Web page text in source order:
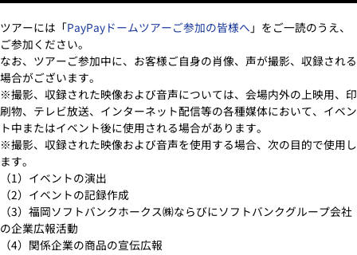
ツアーには「PayPayドームツアーご参加の皆様へ 」をご一読のうえ、
ご参加ください。
なお、ツアーご参加中に、お客様ご自身の肖像、声が撮影、収録される
場合がございます。
※撮影、収録された映像および音声については、会場内外の上映用、印
刷物、テレビ放送、インターネット配信等の各種媒体において、イベン
ト中またはイベント後に使用される場合があります。
※撮影、収録された映像および音声を使用する場合、次の目的で使用し
ます。
（1）イベントの演出
（2）イベントの記録作成
（3）福岡ソフトバンクホークス㈱ならびにソフトバンクグループ会社
の企業広報活動
（4）関係企業の商品の宣伝広報